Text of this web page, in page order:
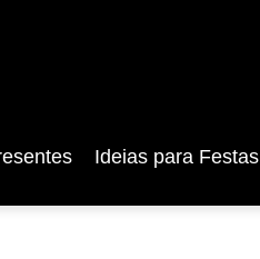
Ideias para Festas